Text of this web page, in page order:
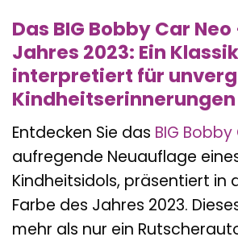
Das BIG Bobby Car
Jahres 2023: Ein
interpretiert für
Kindheitserinnerungen
Entdecken Sie das BIG Bobby
aufregende Neuauflage
Kindheitsidols, präsentiert in
Farbe des Jahres 2023.
mehr als nur ein